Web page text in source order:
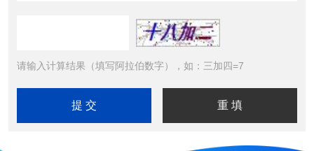
请输入计算结果（填写阿拉伯数字），如：三加四=7